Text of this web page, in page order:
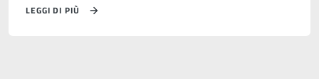
LEGGI DI PIÙ